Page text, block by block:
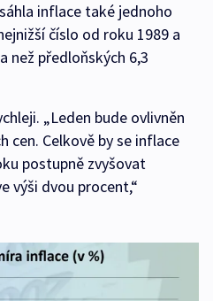
inflace také jednoho
číslo od roku 1989 a
než předloňských 6,3
„Leden bude ovlivněn
cen. Celkově by se inflace
postupně zvyšovat
výši dvou procent,“